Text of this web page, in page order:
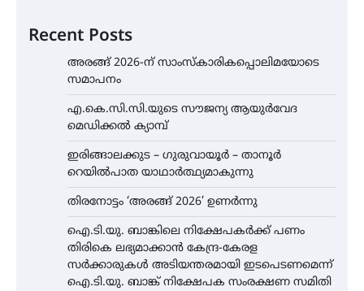
Recent Posts
അരങ്ങ് 2026-ന് സാംസ്കാരികപ്പൊലിമയോടെ
സമാപനം
എ.കെ.സി.സി.യുടെ സൗജന്യ ആയുർവേദ
മെഡിക്കൽ ക്യാമ്പ്
ഇരിങ്ങാലക്കുട – ഗുരുവായൂർ – താനൂർ
റെയിൽപാത യാഥാർത്ഥ്യമാകുന്നു
തിരനോട്ടം ‘അരങ്ങ് 2026’ ഉണർന്നു
ഐ.ടി.യു. ബാങ്കിലെ നിക്ഷേപകർക്ക് പണം
തിരികെ ലഭ്യമാക്കാൻ കേന്ദ്ര-കേരള
സർക്കാരുകൾ അടിയന്തരമായി ഇടപെടണമെന്ന്
ഐ.ടി.യു. ബാങ്ക് നിക്ഷേപക സംരക്ഷണ സമിതി